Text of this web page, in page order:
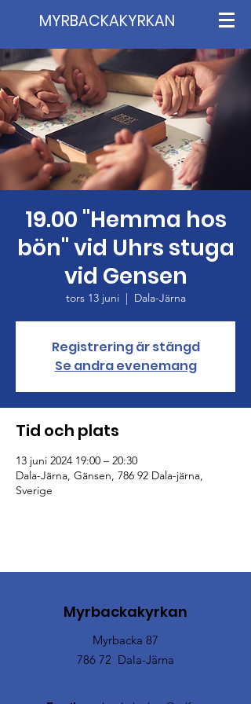
MYRBACKAKYRKAN
19.00 "Hemma hos
bön" vid Uhrs stuga
vid Gensen
tors 13 juni
  |
Dala-Järna
Registrering är stängd
Se andra evenemang
Tid och plats
13 juni 2024 19:00 – 20:30
Dala-Järna, Gänsen, 786 92 Dala-järna,
Sverige
Myrbackakyrkan
Myrbacka 87
786 72 Dala-Järna